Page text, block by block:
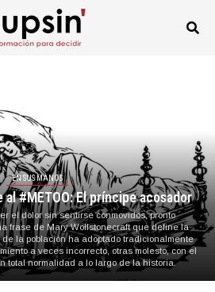
EN SUS MANOS
al #METOO: El príncipe acosador
el dolor sin sentirse conmovidos, pronto
frase de Mary Wollstonecraft que define la
la población ha adoptado tradicionalmente
a veces incorrecto, otras molesto, con el
total normalidad a lo largo de la historia.